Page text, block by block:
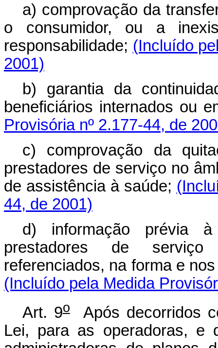
a) comprovação da
o consumidor, ou a
responsabilidade; (Incluído
2001)
b) garantia da
beneficiários internados ou
Provisória nº 2.177-44, de
c) comprovação da
prestadores de serviço no
de assistência à saúde;
44, de 2001)
d) informação prévia
prestadores de serviço
referenciados, na forma e
(Incluído pela Medida
Art. 9oApós decorridos
Lei, para as operadoras, e